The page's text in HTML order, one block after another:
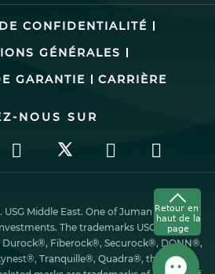
CONFIDENTIALITÉ
GÉNÉRALES
GARANTIE
CARRIÈRE
NOUS SUR
Middle East. One of Juman industrial
The trademarks USG ME, the
Durock®, Fiberock®, Securock®, DONN®,
Tranquille®, Quadra®, the design